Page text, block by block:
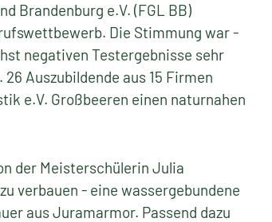
Brandenburg e.V. (FGL BB)
Die Stimmung war -
negativen Testergebnisse sehr
Auszubildende aus 15 Firmen
e.V. Großbeeren einen naturnahen
der Meisterschülerin Julia
verbauen - eine wassergebundene
aus Juramarmor. Passend dazu